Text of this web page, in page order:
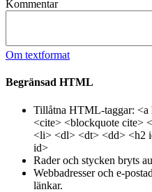
Kommentar
Om textformat
Begränsad HTML
Tillåtna HTML-taggar: <a
<cite> <blockquote cite>
<li> <dl> <dt> <dd> <h2
id>
Rader och stycken bryts
Webbadresser och e-
länkar.